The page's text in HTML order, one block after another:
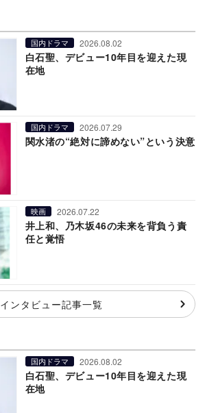
国内ドラマ 2026.08.02
白石聖、デビュー10年目を迎えた現
在地
国内ドラマ 2026.07.29
関水渚の“絶対に諦めない”という決意
映画 2026.07.22
井上和、乃木坂46の未来を背負う責
任と覚悟
インタビュー記事一覧
国内ドラマ 2026.08.02
白石聖、デビュー10年目を迎えた現
在地